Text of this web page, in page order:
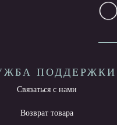
ПОДДЕРЖКИ
Связаться с нами
Возврат товара